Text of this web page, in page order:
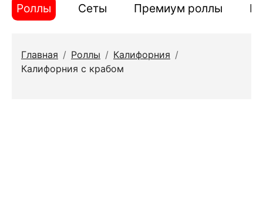
Роллы Сеты Премиум роллы
Главная / Роллы / Калифорния /
Калифорния с крабом